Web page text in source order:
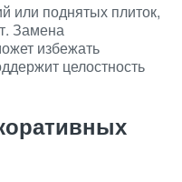
или поднятых плиток,
Замена
избежать
целостность